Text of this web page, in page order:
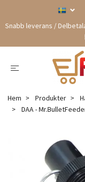
Snabb leverans /
Hem Produkter
DAA -